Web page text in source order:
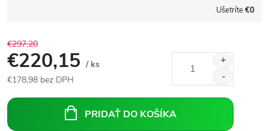
Ušetríte€0
€297,20
€220,15 / ks
€178,98 bez DPH
cena:
PRIDAŤ DO KOŠÍKA